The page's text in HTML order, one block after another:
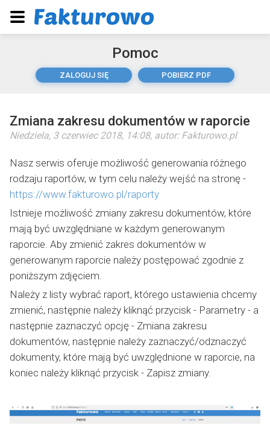
Pomoc
ZALOGUJ SIĘ POBIERZ PDF
Zmiana zakresu dokumentów w raporcie
Niedziela, 3 czerwiec 2018, 14:08, autor: Fakturowo.pl
Nasz serwis oferuje możliwość generowania różnego
rodzaju raportów, w tym celu należy wejść na stronę -
https://www.fakturowo.pl/raporty
Istnieje możliwość zmiany zakresu dokumentów, które
mają być uwzględniane w każdym generowanym
raporcie. Aby zmienić zakres dokumentów w
generowanym raporcie należy postępować zgodnie z
poniższym zdjęciem.
Należy z listy wybrać raport, którego ustawienia chcemy
zmienić, następnie należy kliknąć przycisk - Parametry - a
następnie zaznaczyć opcję - Zmiana zakresu
dokumentów, następnie należy zaznaczyć/odznaczyć
dokumenty, które mają być uwzględnione w raporcie, na
koniec należy kliknąć przycisk - Zapisz zmiany.